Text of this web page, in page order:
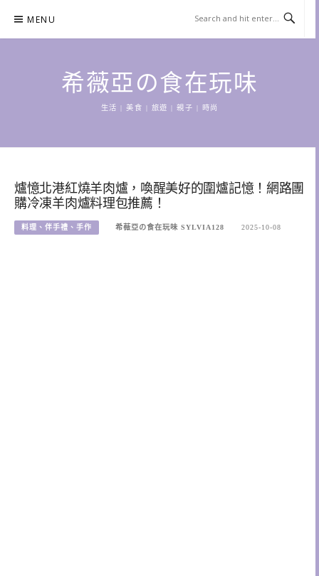
content
MENU
希薇亞の食在玩味
生活 | 美食 | 旅遊 | 親子 | 時尚
爐憶北港紅燒羊肉爐，喚醒美好的圍爐記憶！網路團
購冷凍羊肉爐料理包推薦！
料理、伴手禮、手作 希薇亞の食在玩味 SYLVIA128 2025-10-08